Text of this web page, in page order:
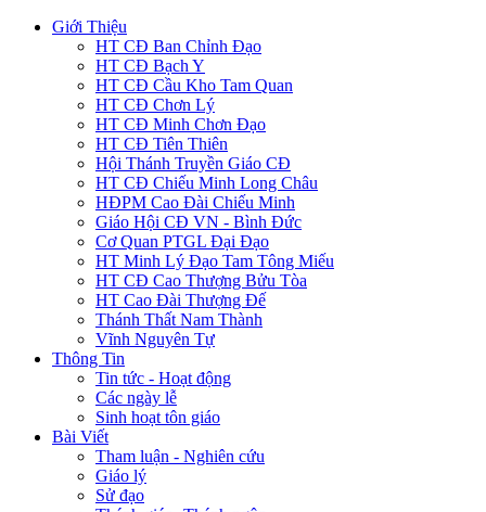
Giới Thiệu
HT CĐ Ban Chỉnh Đạo
HT CĐ Bạch Y
HT CĐ Cầu Kho Tam Quan
HT CĐ Chơn Lý
HT CĐ Minh Chơn Đạo
HT CĐ Tiên Thiên
Hội Thánh Truyền Giáo CĐ
HT CĐ Chiếu Minh Long Châu
HĐPM Cao Đài Chiếu Minh
Giáo Hội CĐ VN - Bình Đức
Cơ Quan PTGL Đại Đạo
HT Minh Lý Đạo Tam Tông Miếu
HT CĐ Cao Thượng Bửu Tòa
HT Cao Đài Thượng Đế
Thánh Thất Nam Thành
Vĩnh Nguyên Tự
Thông Tin
Tin tức - Hoạt động
Các ngày lễ
Sinh hoạt tôn giáo
Bài Viết
Tham luận - Nghiên cứu
Giáo lý
Sử đạo